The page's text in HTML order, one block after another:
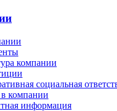
компании
социальная
в компании
информация